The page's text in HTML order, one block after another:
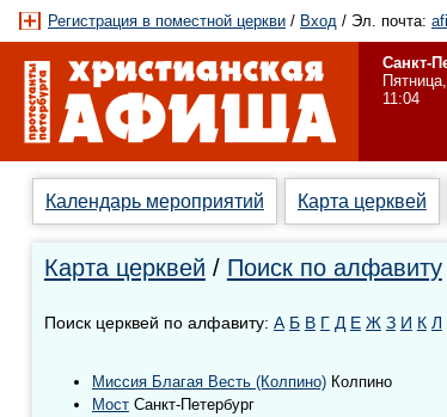
Регистрация в поместной церкви / Вход / Эл. почта:
Санкт-
11:04
Календарь мероприятий Карта церквей
Карта церквей / Поиск по алфавиту
Поиск церквей по алфавиту: А Б В Г Д Е Ж З И К Л
Миссия Благая Весть (Колпино)Колпино
МостСанкт-Петербург